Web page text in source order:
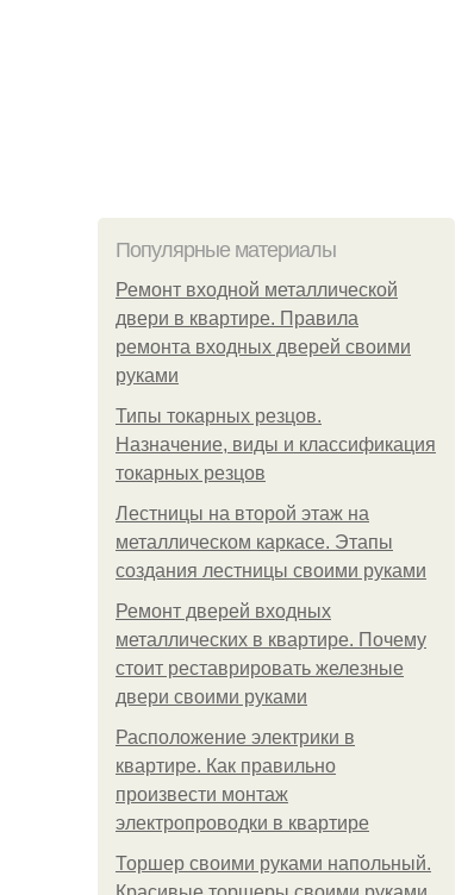
Популярные материалы
Ремонт входной металлической
двери в квартире. Правила
ремонта входных дверей своими
руками
Типы токарных резцов.
Назначение, виды и классификация
токарных резцов
Лестницы на второй этаж на
металлическом каркасе. Этапы
создания лестницы своими руками
Ремонт дверей входных
металлических в квартире. Почему
стоит реставрировать железные
двери своими руками
Расположение электрики в
квартире. Как правильно
произвести монтаж
электропроводки в квартире
Торшер своими руками напольный.